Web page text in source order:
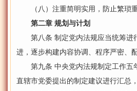
（八）注重简明实用，防止繁琐重
第二章 规划与计划
第八条 制定党内法规应当统筹进
进，逐步构建内容协调、程序严密、
第九条 中央党内法规制定工作五
直辖市党委提出的制定建议进行汇总